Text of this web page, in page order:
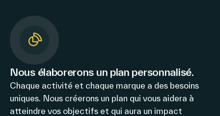
Nous élaborerons un plan personnalisé.
Chaque activité et chaque marque a des besoins
uniques. Nous créerons un plan qui vous aidera à
atteindre vos objectifs et qui aura un impact